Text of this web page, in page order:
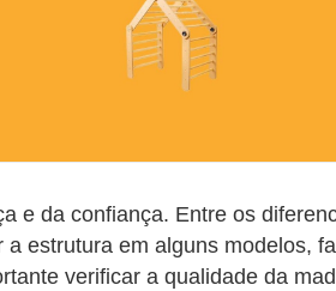
e da confiança. Entre os
a estrutura em alguns modelos,
verificar a qualidade da